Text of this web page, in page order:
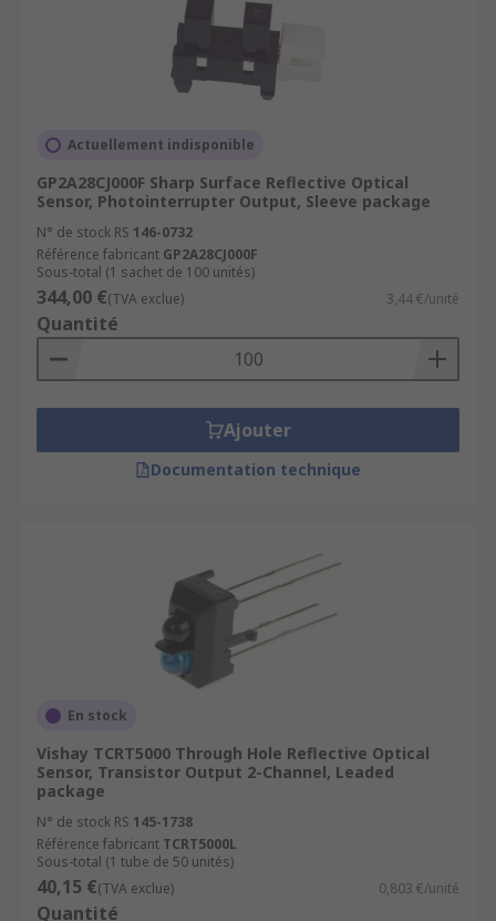
Actuellement indisponible
GP2A28CJ000F Sharp Surface Reflective Optical
Sensor, Photointerrupter Output, Sleeve package
N° de stock RS 146-0732
Référence fabricant GP2A28CJ000F
Sous-total (1 sachet de 100 unités)
344,00 €(TVA exclue) 3,44 €/unité
Quantité
Ajouter
Documentation technique
En stock
Vishay TCRT5000 Through Hole Reflective Optical
Sensor, Transistor Output 2-Channel, Leaded
package
N° de stock RS 145-1738
Référence fabricant TCRT5000L
Sous-total (1 tube de 50 unités)
40,15 €(TVA exclue) 0,803 €/unité
Quantité